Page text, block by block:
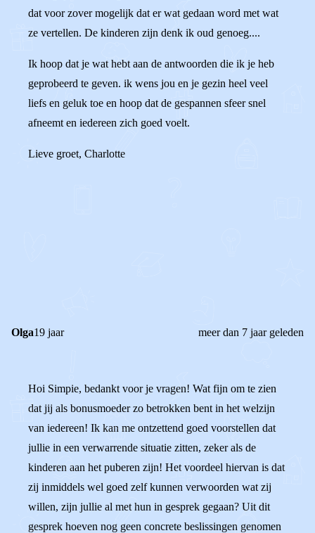
dat voor zover mogelijk dat er wat gedaan word met wat
ze vertellen. De kinderen zijn denk ik oud genoeg....
Ik hoop dat je wat hebt aan de antwoorden die ik je heb
geprobeerd te geven. ik wens jou en je gezin heel veel
liefs en geluk toe en hoop dat de gespannen sfeer snel
afneemt en iedereen zich goed voelt.
Lieve groet, Charlotte
Olga19 jaar meer dan 7 jaar geleden
Hoi Simpie, bedankt voor je vragen! Wat fijn om te zien
dat jij als bonusmoeder zo betrokken bent in het welzijn
van iedereen! Ik kan me ontzettend goed voorstellen dat
jullie in een verwarrende situatie zitten, zeker als de
kinderen aan het puberen zijn! Het voordeel hiervan is dat
zij inmiddels wel goed zelf kunnen verwoorden wat zij
willen, zijn jullie al met hun in gesprek gegaan? Uit dit
gesprek hoeven nog geen concrete beslissingen genomen